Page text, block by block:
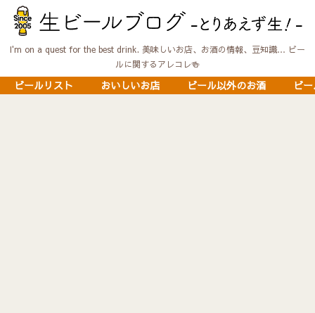
I'm on a quest for the best drink. 美味しいお店、お酒の情報、豆知識… ビー
ルに関するアレコレ🍻
ビールリスト おいしいお店 ビール以外のお酒 ビ